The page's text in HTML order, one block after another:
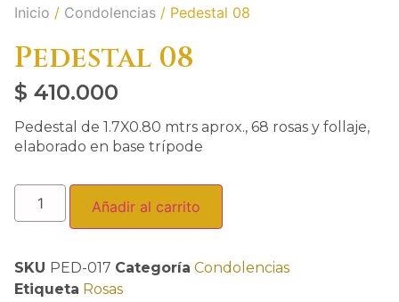
Inicio / Condolencias / Pedestal 08
Pedestal 08
$ 410.000
Pedestal de 1.7X0.80 mtrs aprox., 68 rosas y follaje,
elaborado en base trípode
Añadir al carrito
SKU PED-017 Categoría Condolencias
Etiqueta Rosas